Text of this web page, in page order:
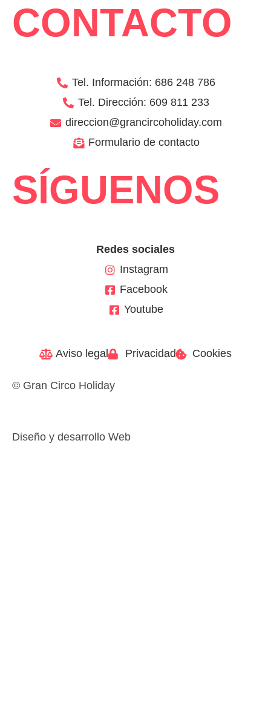
CONTACTO
Tel. Información: 686 248 786
Tel. Dirección: 609 811 233
direccion@grancircoholiday.com
Formulario de contacto
SÍGUENOS
Redes sociales
Instagram
Facebook
Youtube
Aviso legal Privacidad Cookies
© Gran Circo Holiday
Diseño y desarrollo Web